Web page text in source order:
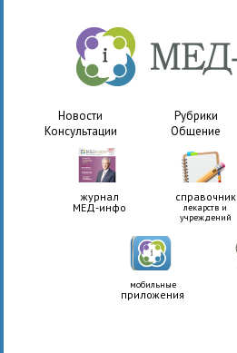
Новости Рубрики
Консультации
Общение
журнал
МЕД-инфо
справочник
лекарств и
учреждений
мобильные
приложения